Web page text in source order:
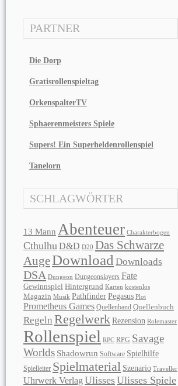
PARTNER
Die Dorp
Gratisrollenspieltag
OrkenspalterTV
Sphaerenmeisters Spiele
Supers! Ein Superheldenrollenspiel
Tanelorn
SCHLAGWÖRTER
13 Mann Abenteuer Charakterbogen
CthulhuD&D D20 Das Schwarze
AugeDownload Downloads
DSA Dungeon Dungeonslayers Fate
Gewinnspiel Hintergrund Karten kostenlos
Magazin Musik Pathfinder Pegasus Plot
Prometheus Games Quellenband Quellenbuch
Regeln Regelwerk Rezension Rolemaster
Rollenspiel RPC RPG Savage
Worlds Shadowrun Software Spielhilfe
Spielleiter Spielmaterial Szenario Traveller
Uhrwerk Verlag UlissesUlisses Spiele